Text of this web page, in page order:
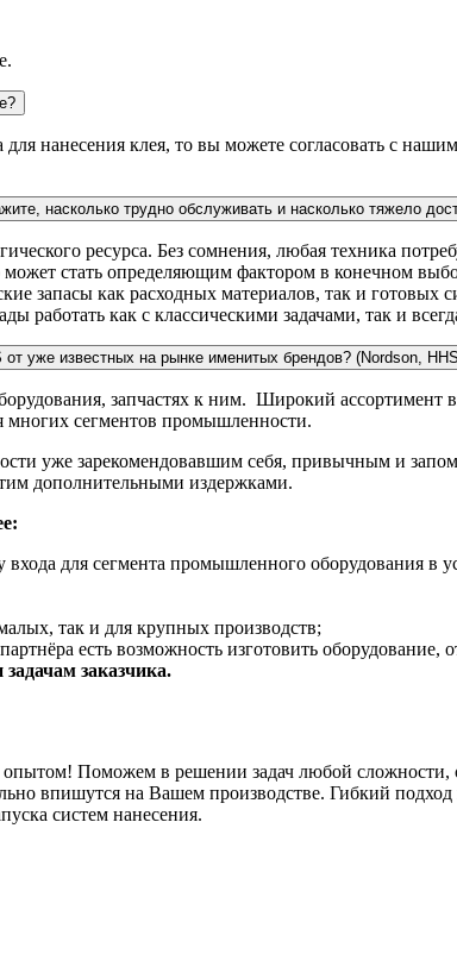
нанесения клея, то вы можете согласовать с
насколько трудно обслуживать и насколько тяжело
ресурса. Без сомнения, любая техника
может стать определяющим фактором в конечном
запасы как расходных материалов, так и готовых
работать как с классическими задачами, так и
уже известных на рынке именитых брендов? (Nordson,
запчастях к ним. Широкий
многих сегментов промышленности.
уже зарекомендовавшим себя, привычным и
дополнительными издержками.
для сегмента промышленного оборудования в
так и для крупных производств;
есть возможность изготовить оборудование,
заказчика.
Поможем в решении задач любой сложности,
впишутся на Вашем производстве. Гибкий
систем нанесения.